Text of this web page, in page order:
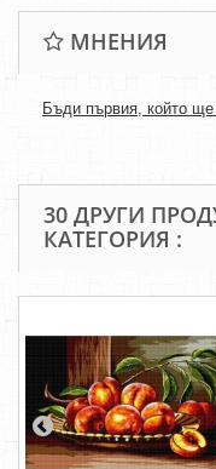
МНЕНИЯ
Бъди първия, който
30 ДРУГИ
КАТЕГОРИЯ :